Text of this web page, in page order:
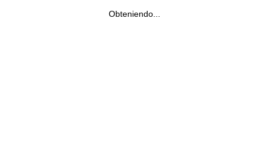
Obteniendo...